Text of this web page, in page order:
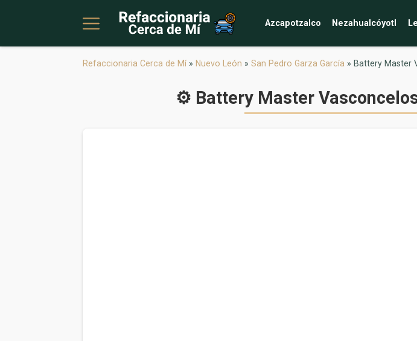
Azcapotzalco Nezahualcóyotl
Refaccionaria Cerca de Mí» Nuevo León » San Pedro Garza García » Battery Master
⚙️ Battery Master